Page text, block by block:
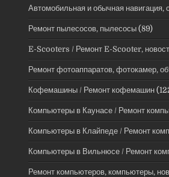
Автомобильная и обычная навигация,
Ремонт пылесосов, пылесосы (89)
E-Scooters / Ремонт E-Scooter,
Ремонт фотоаппаратов, фотокамер,
Кофемашины / Ремонт кофемашин
Компьютеры в Каунасе / Ремонт
Компьютеры в Клайпеде / Ремонт
Компьютеры в Вильнюсе / Ремонт
Ремонт компьютеров, компьютеры,